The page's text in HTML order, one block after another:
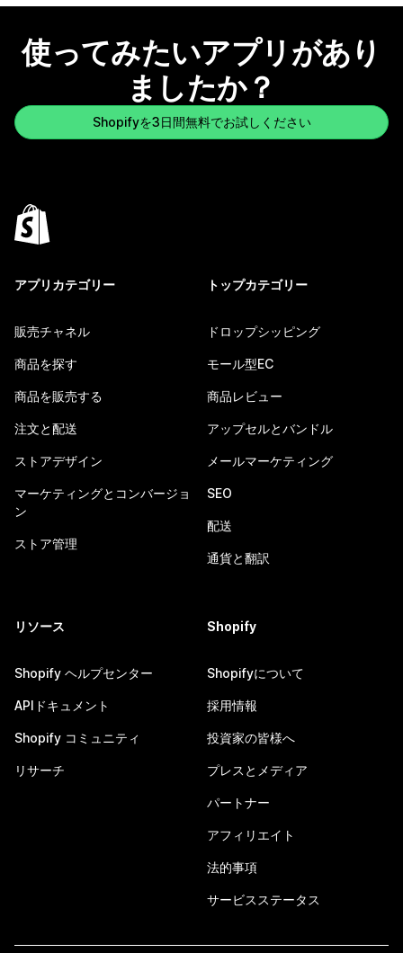
使ってみたいアプリがあり
ましたか？
Shopifyを3日間無料でお試しください
アプリカテゴリー
販売チャネル
商品を探す
商品を販売する
注文と配送
ストアデザイン
マーケティングとコンバージョ
ン
ストア管理
トップカテゴリー
ドロップシッピング
モール型EC
商品レビュー
アップセルとバンドル
メールマーケティング
SEO
配送
通貨と翻訳
リソース
Shopify ヘルプセンター
APIドキュメント
Shopify コミュニティ
リサーチ
Shopify
Shopifyについて
採用情報
投資家の皆様へ
プレスとメディア
パートナー
アフィリエイト
法的事項
サービスステータス